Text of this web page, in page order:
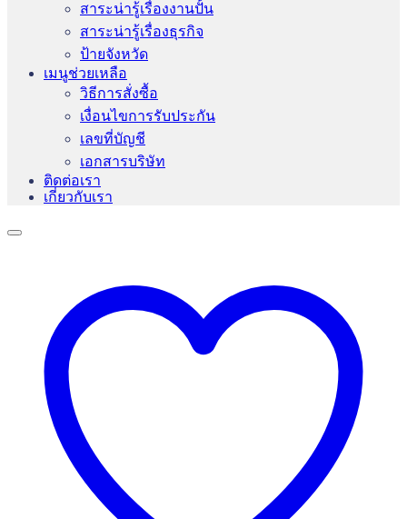
สาระน่ารู้เรื่องงานปั้น
สาระน่ารู้เรื่องธุรกิจ
ป้ายจังหวัด
เมนูช่วยเหลือ
วิธีการสั่งซื้อ
เงื่อนไขการรับประกัน
เลขที่บัญชี
เอกสารบริษัท
ติดต่อเรา
เกี่ยวกับเรา